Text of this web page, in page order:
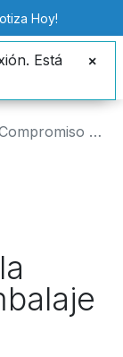
Hoy!
de Embalaje Sostenible
Está